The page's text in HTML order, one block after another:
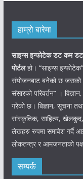
हाम्रो बारेमा
साइन्स इन्फोटेक डट कम डट
पोर्टलहो। “साइन्स
संयोजनबाट बनेको छ जसको
संसारको परिवर्तन” ।
गरेको छ। बिज्ञान, सूचना
सांस्कृतिक, साहित्य, खेलकुद,
लेखहरु रुपमा समावेश गर्दै आई
लोकतन्त्र र आमजनताको
सम्पर्क